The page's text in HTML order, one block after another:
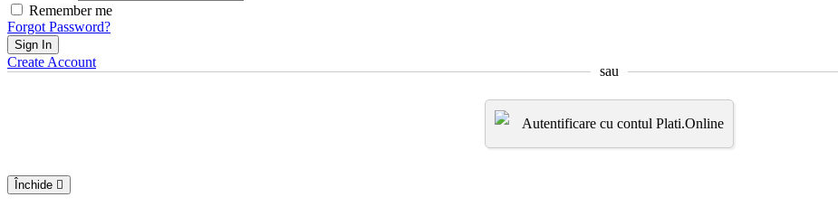
Remember me
Forgot Password?
Sign In
Create Account
sau
Autentificare cu contul Plati.Online
Închide